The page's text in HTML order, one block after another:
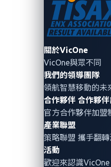
關於VicOne
VicOne與眾不同
我們的領導團隊
領航智慧移動的未
合作夥伴 合作夥伴
官方合作夥伴加盟
產業聯盟
策略聯盟 攜手翻轉
活動
歡迎來認識
客戶提供卓越的汽車防護
建造安全又智慧的汽車。
https://vicone.com/zh。
About the Author
VicOne
VicOne是車用
致力於保護軟
動車充電基礎